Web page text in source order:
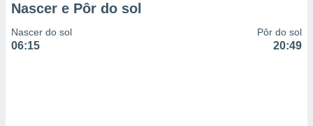
Nascer e Pôr do sol
Nascer do sol
06:15
Pôr do sol
20:49